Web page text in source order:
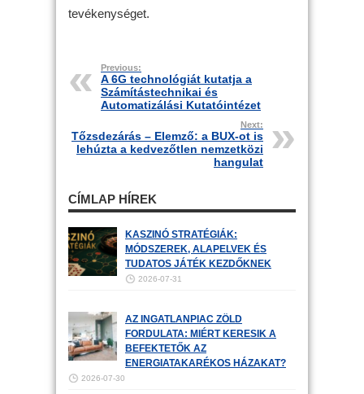
tevékenységet.
Previous:
A 6G technológiát kutatja a
Számítástechnikai és
Automatizálási Kutatóintézet
Next:
Tőzsdezárás – Elemző: a BUX-ot is
lehúzta a kedvezőtlen nemzetközi
hangulat
CÍMLAP HÍREK
KASZINÓ STRATÉGIÁK:
MÓDSZEREK, ALAPELVEK ÉS
TUDATOS JÁTÉK KEZDŐKNEK
2026-07-31
AZ INGATLANPIAC ZÖLD
FORDULATA: MIÉRT KERESIK A
BEFEKTETŐK AZ
ENERGIATAKARÉKOS HÁZAKAT?
2026-07-30